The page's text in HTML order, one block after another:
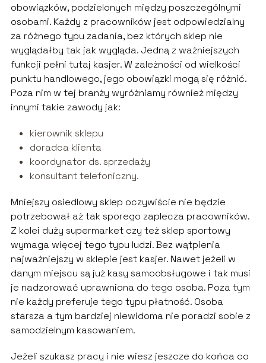
obowiązków, podzielonych między poszczególnymi
osobami. Każdy z pracowników jest odpowiedzialny
za różnego typu zadania, bez których sklep nie
wyglądałby tak jak wygląda. Jedną z ważniejszych
funkcji pełni tutaj kasjer. W zależności od wielkości
punktu handlowego, jego obowiązki mogą się różnić.
Poza nim w tej branży wyróżniamy również między
innymi takie zawody jak:
kierownik sklepu
doradca klienta
koordynator ds. sprzedaży
konsultant telefoniczny.
Mniejszy osiedlowy sklep oczywiście nie będzie
potrzebował aż tak sporego zaplecza pracowników.
Z kolei duży supermarket czy też sklep sportowy
wymaga więcej tego typu ludzi. Bez wątpienia
najważniejszy w sklepie jest kasjer. Nawet jeżeli w
danym miejscu są już kasy samoobsługowe i tak musi
je nadzorować uprawniona do tego osoba. Poza tym
nie każdy preferuje tego typu płatność. Osoba
starsza a tym bardziej niewidoma nie poradzi sobie z
samodzielnym kasowaniem.
Jeżeli szukasz pracy i nie wiesz jeszcze do końca co